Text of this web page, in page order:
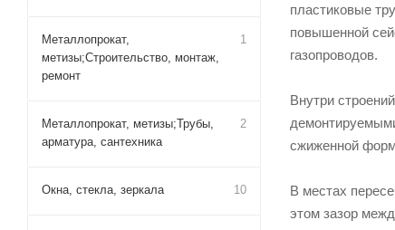
пластиковые
повышенной
газопроводов.
Внутри
сжиженной
В местах
этом зазор
Металлопрокат,
метизы;Строительство, монтаж,
ремонт
1
Металлопрокат, метизы;Трубы,
арматура, сантехника
2
Окна, стекла, зеркала 10